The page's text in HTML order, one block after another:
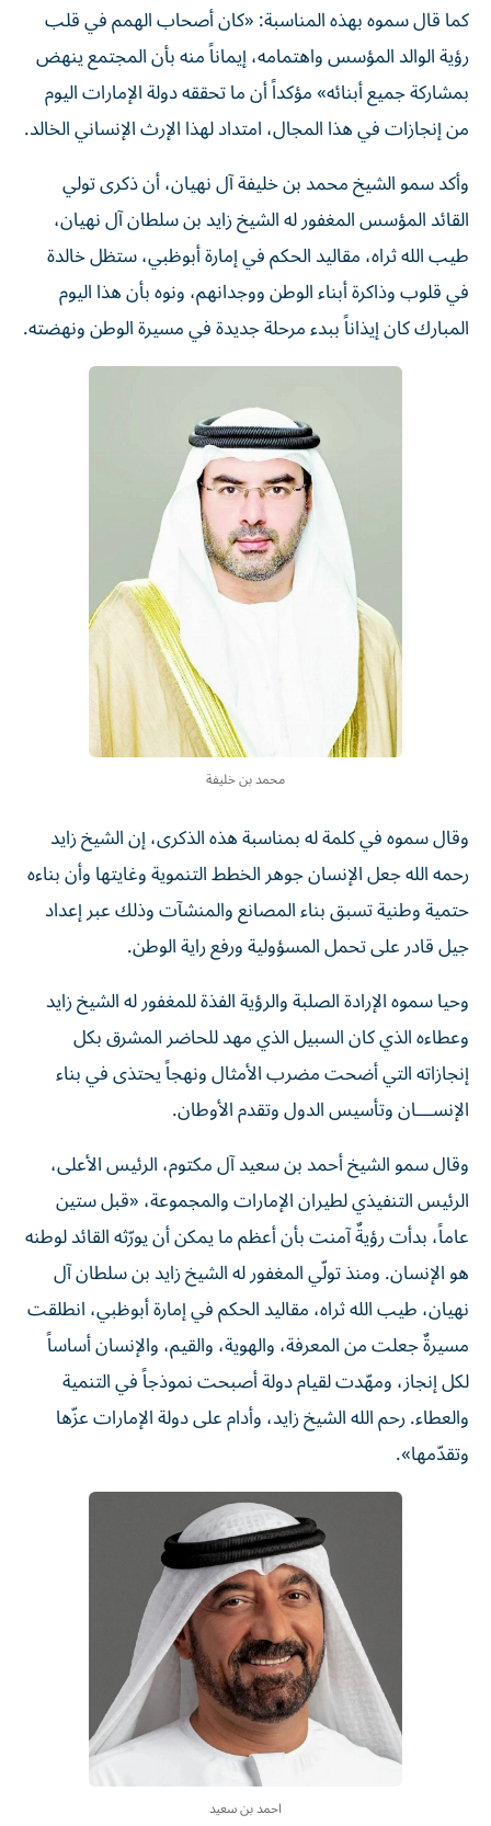
كما قال سموه بهذه المناسبة: «كان أصحاب الهمم في قلب
رؤية الوالد المؤسس واهتمامه، إيماناً منه بأن المجتمع ينهض
بمشاركة جميع أبنائه» مؤكداً أن ما تحققه دولة الإمارات اليوم
من إنجازات في هذا المجال، امتداد لهذا الإرث الإنساني الخالد.
وأكد سمو الشيخ محمد بن خليفة آل نهيان، أن ذكرى تولي
القائد المؤسس المغفور له الشيخ زايد بن سلطان آل نهيان،
طيب الله ثراه، مقاليد الحكم في إمارة أبوظبي، ستظل خالدة
في قلوب وذاكرة أبناء الوطن ووجدانهم، ونوه بأن هذا اليوم
المبارك كان إيذاناً ببدء مرحلة جديدة في مسيرة الوطن ونهضته.
محمد بن خليفة
وقال سموه في كلمة له بمناسبة هذه الذكرى، إن الشيخ زايد
رحمه الله جعل الإنسان جوهر الخطط التنموية وغايتها وأن بناءه
حتمية وطنية تسبق بناء المصانع والمنشآت وذلك عبر إعداد
جيل قادر على تحمل المسؤولية ورفع راية الوطن.
وحيا سموه الإرادة الصلبة والرؤية الفذة للمغفور له الشيخ زايد
وعطاءه الذي كان السبيل الذي مهد للحاضر المشرق بكل
إنجازاته التي أضحت مضرب الأمثال ونهجاً يحتذى في بناء
الإنســـان وتأسيس الدول وتقدم الأوطان.
وقال سمو الشيخ أحمد بن سعيد آل مكتوم، الرئيس الأعلى،
الرئيس التنفيذي لطيران الإمارات والمجموعة، «قبل ستين
عاماً، بدأت رؤيةٌ آمنت بأن أعظم ما يمكن أن يورّثه القائد لوطنه
هو الإنسان. ومنذ تولّي المغفور له الشيخ زايد بن سلطان آل
نهيان، طيب الله ثراه، مقاليد الحكم في إمارة أبوظبي، انطلقت
مسيرةٌ جعلت من المعرفة، والهوية، والقيم، والإنسان أساساً
لكل إنجاز، ومهّدت لقيام دولة أصبحت نموذجاً في التنمية
والعطاء. رحم الله الشيخ زايد، وأدام على دولة الإمارات عزّها
وتقدّمها».
احمد بن سعيد